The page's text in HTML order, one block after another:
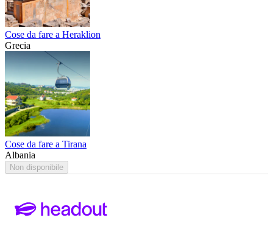
Cose da fare a Heraklion
Grecia
Cose da fare a Tirana
Albania
Non disponibile